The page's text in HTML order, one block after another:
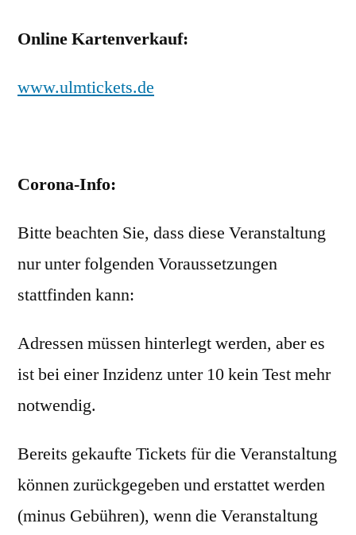
Online Kartenverkauf:
www.ulmtickets.de
Corona-Info:
Bitte beachten Sie, dass diese Veranstaltung
nur unter folgenden Voraussetzungen
stattfinden kann:
Adressen müssen hinterlegt werden, aber es
ist bei einer Inzidenz unter 10 kein Test mehr
notwendig.
Bereits gekaufte Tickets für die Veranstaltung
können zurückgegeben und erstattet werden
(minus Gebühren), wenn die Veranstaltung